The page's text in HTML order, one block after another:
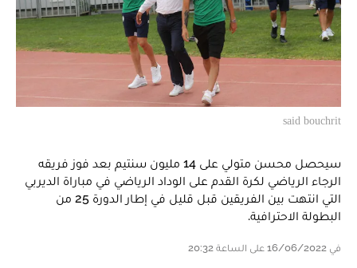
said bouchrit
سيحصل محسن متولي على 14 مليون سنتيم بعد فوز فريقه
الرجاء الرياضي لكرة القدم على الوداد الرياضي في مباراة الديربي
التي انتهت بين الفريقين قبل قليل في إطار الدورة 25 من
البطولة الاحترافية.
في 16/06/2022 على الساعة 20:32